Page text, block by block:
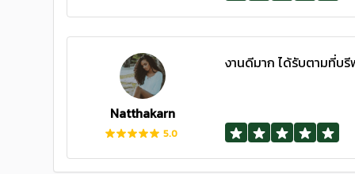
Natthakarn
5.0
งานดีมาก ได้รับตามที่บรี